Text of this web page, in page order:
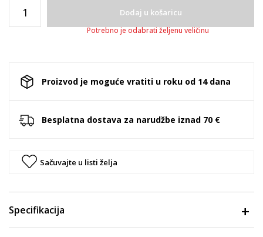
Dodaj u košaricu
Potrebno je odabrati željenu veličinu
Proizvod je moguće vratiti u roku od 14 dana
Besplatna dostava za narudžbe iznad 70 €
Sačuvajte u listi želja
Specifikacija